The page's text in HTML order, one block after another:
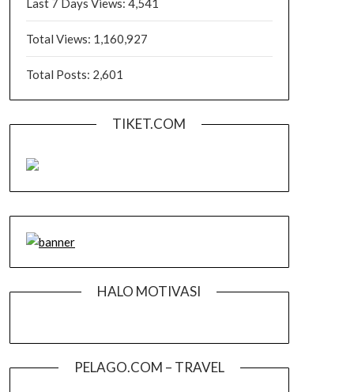
Last 7 Days Views: 4,541
Total Views: 1,160,927
Total Posts: 2,601
TIKET.COM
HALO MOTIVASI
PELAGO.COM – TRAVEL